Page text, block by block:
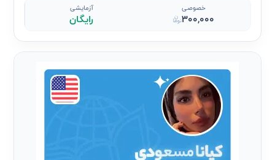
خصوصی
300,000
آزمایشی
رایگان